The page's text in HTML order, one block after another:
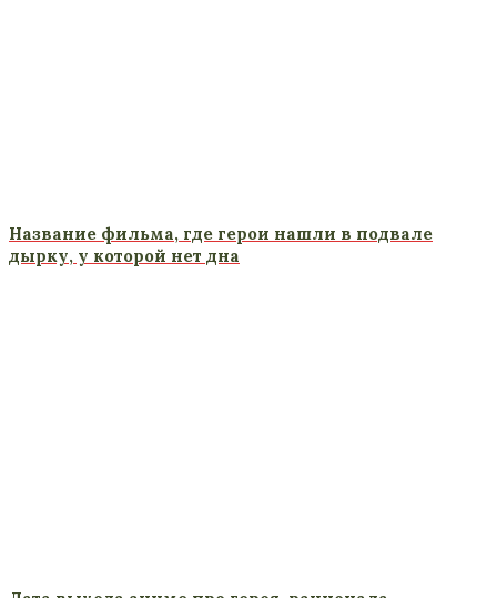
Название фильма, где герои нашли в подвале
дырку, у которой нет дна